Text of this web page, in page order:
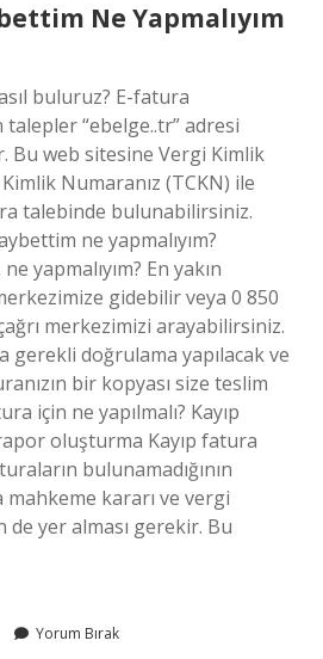
Ne Yapmalıyım
buluruz? E-fatura
“ebelge..tr” adresi
Bu web sitesine Vergi Kimlik
Numaranız (TCKN) ile
talebinde bulunabilirsiniz.
ne yapmalıyım?
yapmalıyım? En yakın
gidebilir veya 0 850
merkezimizi arayabilirsiniz.
gerekli doğrulama yapılacak ve
bir kopyası size teslim
için ne yapılmalı? Kayıp
oluşturma Kayıp fatura
bulunamadığının
mahkeme kararı ve vergi
yer alması gerekir. Bu
Yorum Bırak